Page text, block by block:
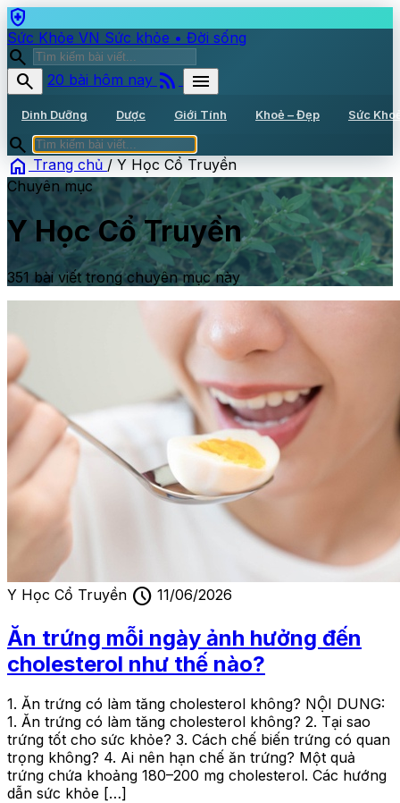
health_and_safety
Sức Khỏe VN Sức khỏe • Đời sống
search
search
20 bài hôm nay rss_feed menu
Dinh Dưỡng Dược Giới Tính Khoẻ – Đẹp Sức
search
home Trang chủ / Y Học Cổ Truyền
Chuyên mục
Y Học Cổ Truyền
351 bài viết trong chuyên mục này
Y Học Cổ Truyền schedule 11/06/2026
Ăn trứng mỗi ngày ảnh hưởng đến
cholesterol như thế nào?
1. Ăn trứng có làm tăng cholesterol không? NỘI DUNG:
1. Ăn trứng có làm tăng cholesterol không? 2. Tại sao
trứng tốt cho sức khỏe? 3. Cách chế biến trứng có quan
trọng không? 4. Ai nên hạn chế ăn trứng? Một quả
trứng chứa khoảng 180–200 mg cholesterol. Các hướng
dẫn sức khỏe […]